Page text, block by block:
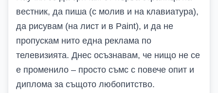
вестник, да пиша (с молив и на клавиатура),
да рисувам (на лист и в Paint), и да не
пропускам нито една реклама по
телевизията. Днес осъзнавам, че нищо не се
е променило – просто съмс с повече опит и
диплома за същото любопитство.